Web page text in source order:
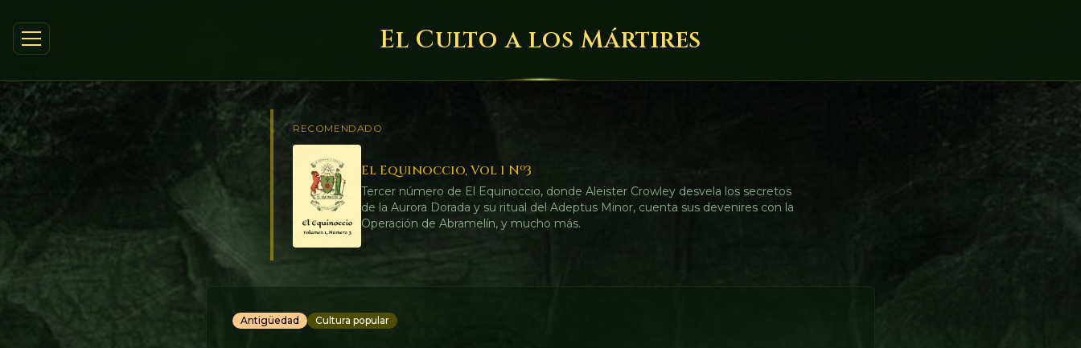
El Culto a los Mártires
RECOMENDADO
El Equinoccio, Vol 1 Nº3
Tercer número de El Equinoccio, donde Aleister Crowley desvela los secretos
de la Aurora Dorada y su ritual del Adeptus Minor, cuenta sus devenires con la
Operación de Abramelín, y mucho más.
Antigüedad Cultura popular